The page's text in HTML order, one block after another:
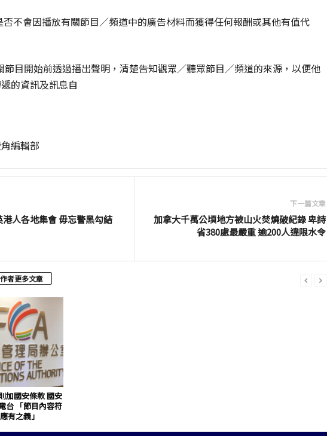
不會因播放有關節目／頻道中的廣告材料而獲得任何報酬或其他有值代
節目開始前透過播出聲明，清楚告知觀眾／聽眾節目／頻道的來源，以便他
的資訊及訊息自
編輯部
人各地集會 毋忘警黑勾結
下一篇文章
加拿大千萬公頃地方被山火焚燒破紀錄 卑詩
省380處最嚴重 逾200人違限水令
作者更多文章
加國安條款 國安
台 「節目內容符
有之義」